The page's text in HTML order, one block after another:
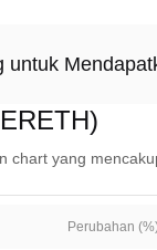
untuk
chart yang
Perubahan